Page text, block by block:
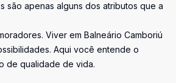
são apenas alguns dos atributos que a
Viver em Balneário Camboriú
Aqui você entende o
de qualidade de vida.